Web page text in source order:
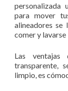
personalizada
para mover
alineadores se
comer y lavarse
Las
transparente,
limpio, es